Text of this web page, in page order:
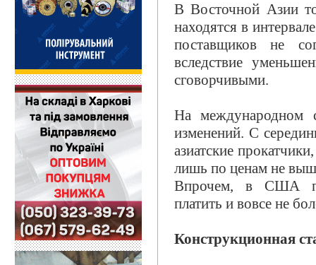
В Восточной Азии
находятся в
поставщиков не
вследствие
сговорчивыми.
На международном
изменений. С
азиатские
лишь по ценам не
Впрочем, в США
платить и вовсе не
Конструкционная